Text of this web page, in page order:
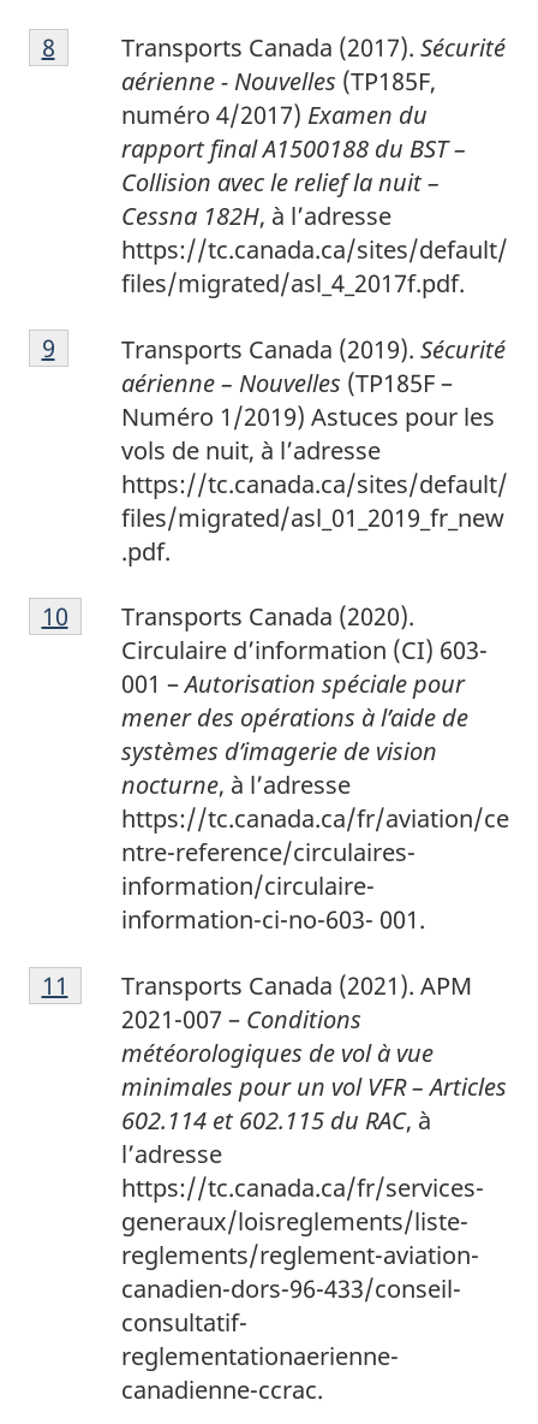
8 Transports Canada (2017). Sécurité
aérienne - Nouvelles (TP185F,
numéro 4/2017) Examen du
rapport final A1500188 du BST –
Collision avec le relief la nuit –
Cessna 182H, à l’adresse
https://tc.canada.ca/sites/default/
files/migrated/asl_4_2017f.pdf.
Return to footnote
8 referrer
9 Transports Canada (2019). Sécurité
aérienne – Nouvelles (TP185F –
Numéro 1/2019) Astuces pour les
vols de nuit, à l’adresse
https://tc.canada.ca/sites/default/
files/migrated/asl_01_2019_fr_new
.pdf.
Return to footnote
9 referrer
1
0
Transports Canada (2020).
Circulaire d’information (CI) 603-
001 –Autorisation spéciale pour
mener des opérations à l’aide de
systèmes d’imagerie de vision
nocturne, à l’adresse
https://tc.canada.ca/fr/aviation/ce
ntre-reference/circulaires-
information/circulaire-
information-ci-no-603- 001.
Return to footnote
10 referrer
1
1
Transports Canada (2021). APM
2021-007 – Conditions
météorologiques de vol à vue
minimales pour un vol VFR – Articles
602.114 et 602.115 du RAC, à
l’adresse
https://tc.canada.ca/fr/services-
generaux/loisreglements/liste-
reglements/reglement-aviation-
canadien-dors-96-433/conseil-
consultatif-
reglementationaerienne-
canadienne-ccrac.
Return to footnote
11 referrer